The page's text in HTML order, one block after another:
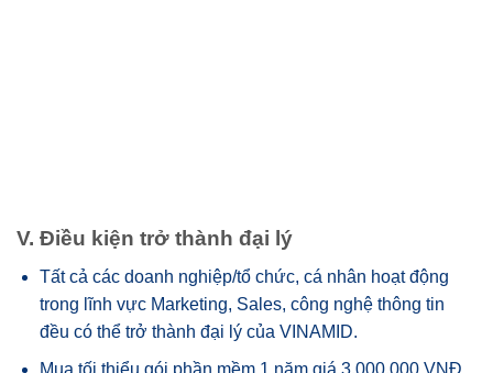
V. Điều kiện trở thành đại lý
Tất cả các doanh nghiệp/tổ chức, cá nhân hoạt động
trong lĩnh vực Marketing, Sales, công nghệ thông tin
đều có thể trở thành đại lý của VINAMID.